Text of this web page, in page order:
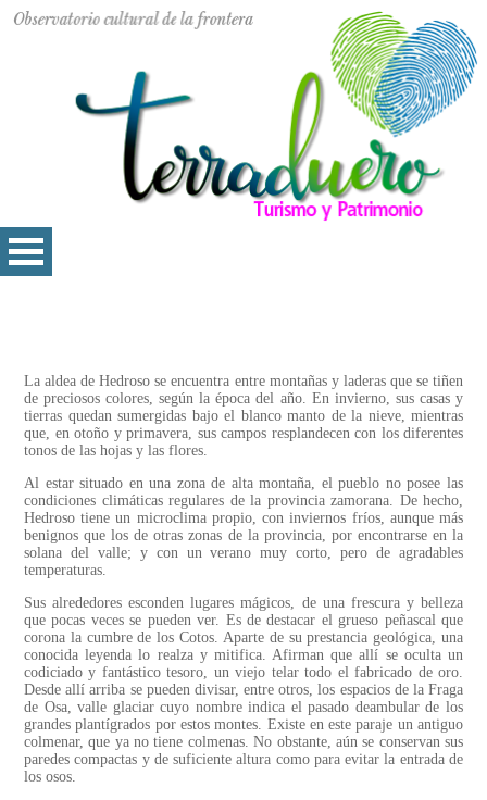
La aldea de Hedroso se encuentra entre montañas y laderas que se tiñen
de preciosos colores, según la época del año. En invierno, sus casas y
tierras quedan sumergidas bajo el blanco manto de la nieve, mientras
que, en otoño y primavera, sus campos resplandecen con los diferentes
tonos de las hojas y las flores.
Al estar situado en una zona de alta montaña, el pueblo no posee las
condiciones climáticas regulares de la provincia zamorana. De hecho,
Hedroso tiene un microclima propio, con inviernos fríos, aunque más
benignos que los de otras zonas de la provincia, por encontrarse en la
solana del valle; y con un verano muy corto, pero de agradables
temperaturas.
Sus alrededores esconden lugares mágicos, de una frescura y belleza
que pocas veces se pueden ver. Es de destacar el grueso peñascal que
corona la cumbre de los Cotos. Aparte de su prestancia geológica, una
conocida leyenda lo realza y mitifica. Afirman que allí se oculta un
codiciado y fantástico tesoro, un viejo telar todo el fabricado de oro.
Desde allí arriba se pueden divisar, entre otros, los espacios de la Fraga
de Osa, valle glaciar cuyo nombre indica el pasado deambular de los
grandes plantígrados por estos montes. Existe en este paraje un antiguo
colmenar, que ya no tiene colmenas. No obstante, aún se conservan sus
paredes compactas y de suficiente altura como para evitar la entrada de
los osos.